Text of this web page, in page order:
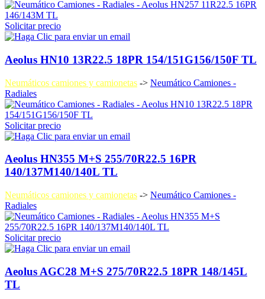
Solicitar precio
Aeolus HN10 13R22.5 18PR 154/151G156/150F TL
Neumáticos camiones y camionetas -> Neumático Camiones -
Radiales
Solicitar precio
Aeolus HN355 M+S 255/70R22.5 16PR
140/137M140/140L TL
Neumáticos camiones y camionetas -> Neumático Camiones -
Radiales
Solicitar precio
Aeolus AGC28 M+S 275/70R22.5 18PR 148/145L
TL